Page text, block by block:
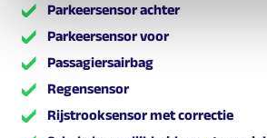
Parkeersensor achter
Parkeersensor voor
Passagiersairbag
Regensensor
Rijstrooksensor met correctie